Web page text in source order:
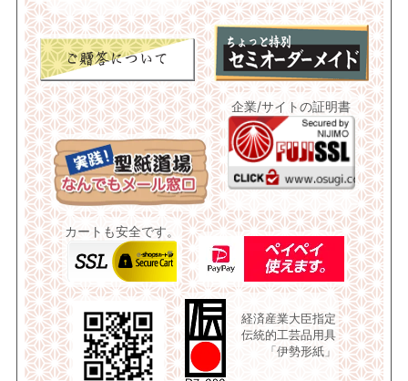
企業/サイトの証明書
カートも安全です。
経済産業大臣指定
伝統的工芸品用具
「伊勢形紙」